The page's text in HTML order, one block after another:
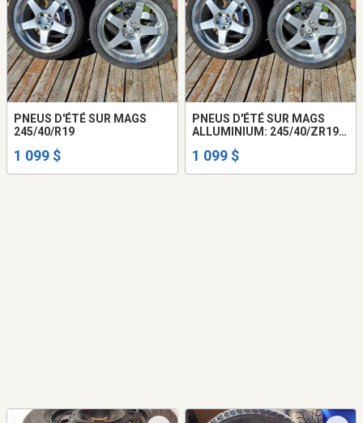
PNEUS D'ÉTÉ SUR MAGS
245/40/R19
1 099 $
PNEUS D'ÉTÉ SUR MAGS
ALLUMINIUM: 245/40/ZR19:
1 099 $